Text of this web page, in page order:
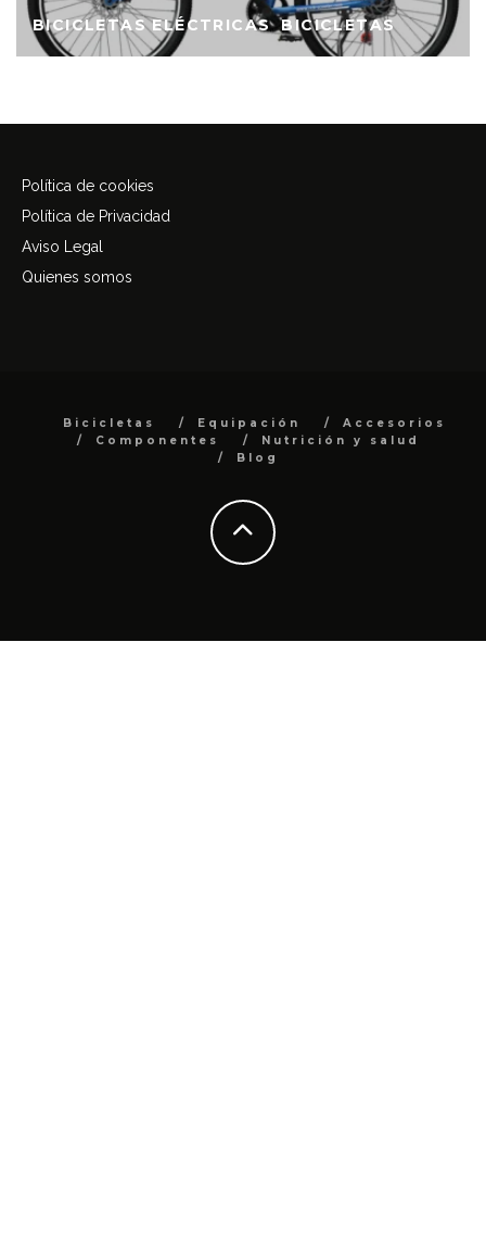
BICICLETAS ELÉCTRICAS BICICLETAS
Política de cookies
Política de Privacidad
Aviso Legal
Quienes somos
Bicicletas Equipación
Accesorios
Componentes
Nutrición y salud
Blog